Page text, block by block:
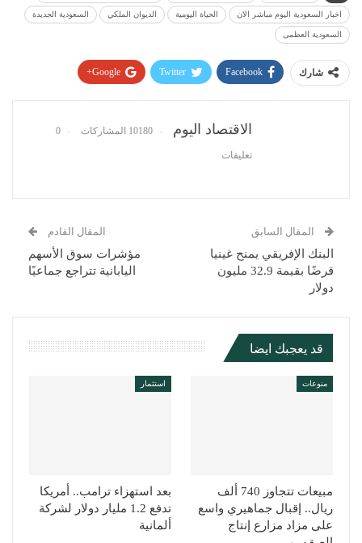
اخبار السعودية اليوم مباشر الان الحياة اليومية الديوان الملكي السعودية الجديدة
السعودية العظمى
شارك Facebook
Twitter
Google+
الاقتصاد اليوم 10180 المشاركات 0
تعليقات
المقال السابق
البنك الإفريقي يمنح غينيا
قرضًا بقيمة 32.9 مليون
دولار
المقال القادم
مؤشرات سوق الأسهم
اليابانية تتراجع جماعيًا
قد يعجبك ايضا
منوعات
مبيعات تتجاوز 740 ألف
ريال.. إقبال جماهيري واسع
على مزاد مزارع إنتاج
استثمار
بعد استهزاء ترامب.. أمريكا
تدفع 1.2 مليار دولار لشركة
ألمانية